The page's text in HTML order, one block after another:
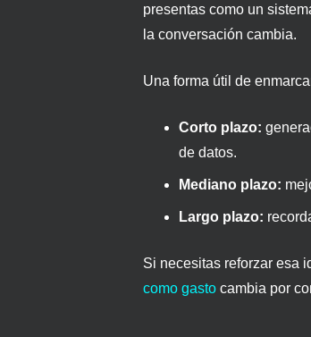
presentas como un
la conversación cambia.
Una forma útil de
Corto plazo:
de datos.
Mediano plazo:
Largo plazo:
Si necesitas reforzar esa
como gasto cambia por